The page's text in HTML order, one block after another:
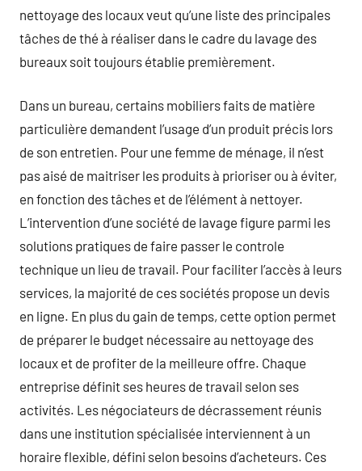
nettoyage des locaux veut qu’une liste des principales
tâches de thé à réaliser dans le cadre du lavage des
bureaux soit toujours établie premièrement.
Dans un bureau, certains mobiliers faits de matière
particulière demandent l’usage d’un produit précis lors
de son entretien. Pour une femme de ménage, il n’est
pas aisé de maitriser les produits à prioriser ou à éviter,
en fonction des tâches et de l’élément à nettoyer.
L’intervention d’une société de lavage figure parmi les
solutions pratiques de faire passer le controle
technique un lieu de travail. Pour faciliter l’accès à leurs
services, la majorité de ces sociétés propose un devis
en ligne. En plus du gain de temps, cette option permet
de préparer le budget nécessaire au nettoyage des
locaux et de profiter de la meilleure offre. Chaque
entreprise définit ses heures de travail selon ses
activités. Les négociateurs de décrassement réunis
dans une institution spécialisée interviennent à un
horaire flexible, défini selon besoins d’acheteurs. Ces